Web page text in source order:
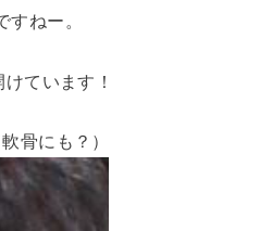
ねー。
ています！
骨にも？）